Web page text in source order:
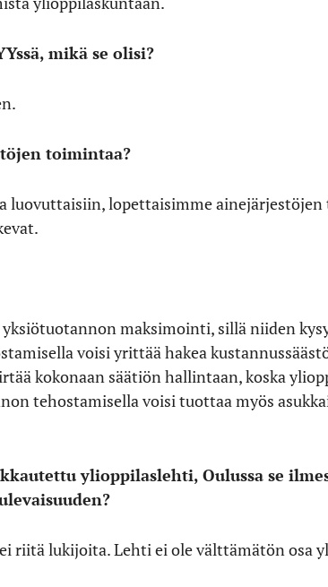
mikä se olisi?
toimintaa?
luovuttaisiin, lopettaisimme
maksimointi, sillä niiden
voisi yrittää hakea
kokonaan säätiön hallintaan, koska
tehostamisella voisi tuottaa myös
ylioppilaslehti, Oulussa se
riitä lukijoita. Lehti ei ole välttämätön osa